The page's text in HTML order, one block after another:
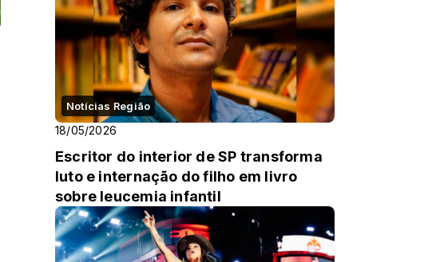
Notícias Região
18/05/2026
Escritor do interior de SP transforma
luto e internação do filho em livro
sobre leucemia infantil